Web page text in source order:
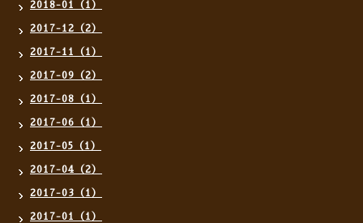
2018-01（1）
2017-12（2）
2017-11（1）
2017-09（2）
2017-08（1）
2017-06（1）
2017-05（1）
2017-04（2）
2017-03（1）
2017-01（1）